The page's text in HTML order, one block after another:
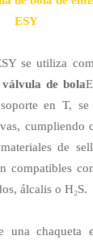
ESY
se utiliza
de bola
en T, se
cumpliendo
de
compatibles
álcalis o H₂S.
una